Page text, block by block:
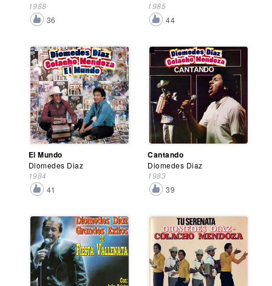
1988
36
1985
44
El Mundo
Diomedes Diaz
1984
41
Cantando
Diomedes Diaz
1983
39